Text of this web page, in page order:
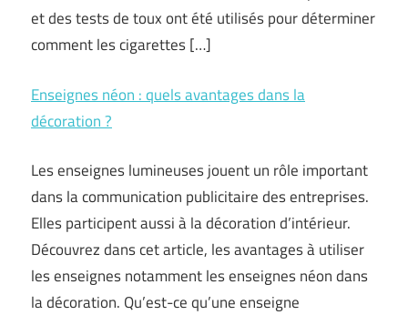
et des tests de toux ont été utilisés pour déterminer
comment les cigarettes […]
Enseignes néon : quels avantages dans la
décoration ?
Les enseignes lumineuses jouent un rôle important
dans la communication publicitaire des entreprises.
Elles participent aussi à la décoration d’intérieur.
Découvrez dans cet article, les avantages à utiliser
les enseignes notamment les enseignes néon dans
la décoration. Qu’est-ce qu’une enseigne